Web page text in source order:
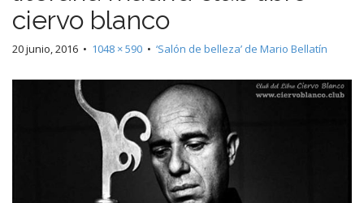
ciervo blanco
20 junio, 2016 • 1048 × 590 • ‘Salón de belleza’ de Mario Bellatín